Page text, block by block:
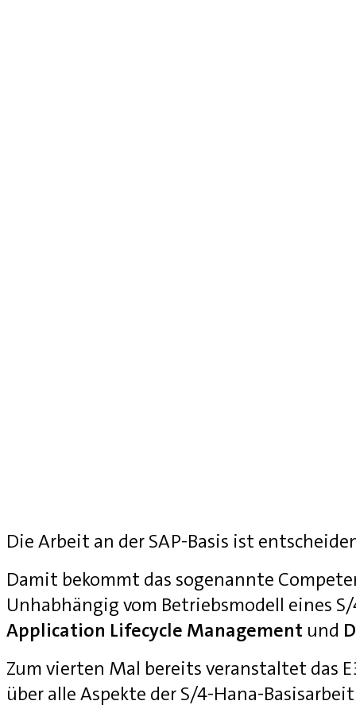
Die Arbeit an der SAP-Basis ist
Damit bekommt das sogenannte
Unhabhängig vom Betriebsmodell eines
Application Lifecycle Management und
Zum vierten Mal bereits veranstaltet das
über alle Aspekte der S/4-Hana-